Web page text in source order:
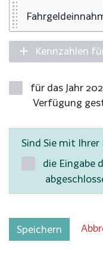
Kennzahlen
für das Jahr
Verfügung
Sind Sie mit Ihrer
die Eingabe
Speichern